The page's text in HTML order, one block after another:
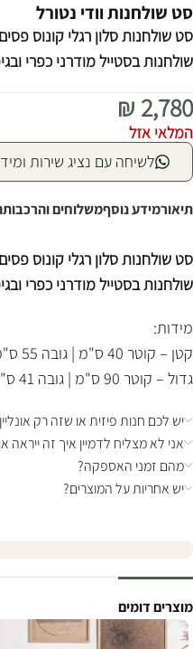
סט שולחנות וודי נטורל
סט שולחנות סלון רגלי קונוס
שולחנות בסטייל מודרני כפרי
₪ 2,780
המלאי אזל
לשיחה עם נציג שירות
תיאורמידע נוסףמשלוחים והרכבות
סט שולחנות סלון רגלי קונוס
שולחנות בסטייל מודרני כפרי
מידות:
קטן – קוטר 40 ס"מ | גובה 55 ס"מ
גדול – קוטר 90 ס"מ | גובה 41 ס"מ
יש לכם חנות פיזית או שזה רק
אני לא מצליח לדמיין איך זה ייראה
מהם זמני האספקה?
יש אחריות על המוצרים?
מוצרים דומים